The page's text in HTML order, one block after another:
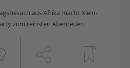
aus Afrika macht Klein-
zum reinsten Abenteuer.